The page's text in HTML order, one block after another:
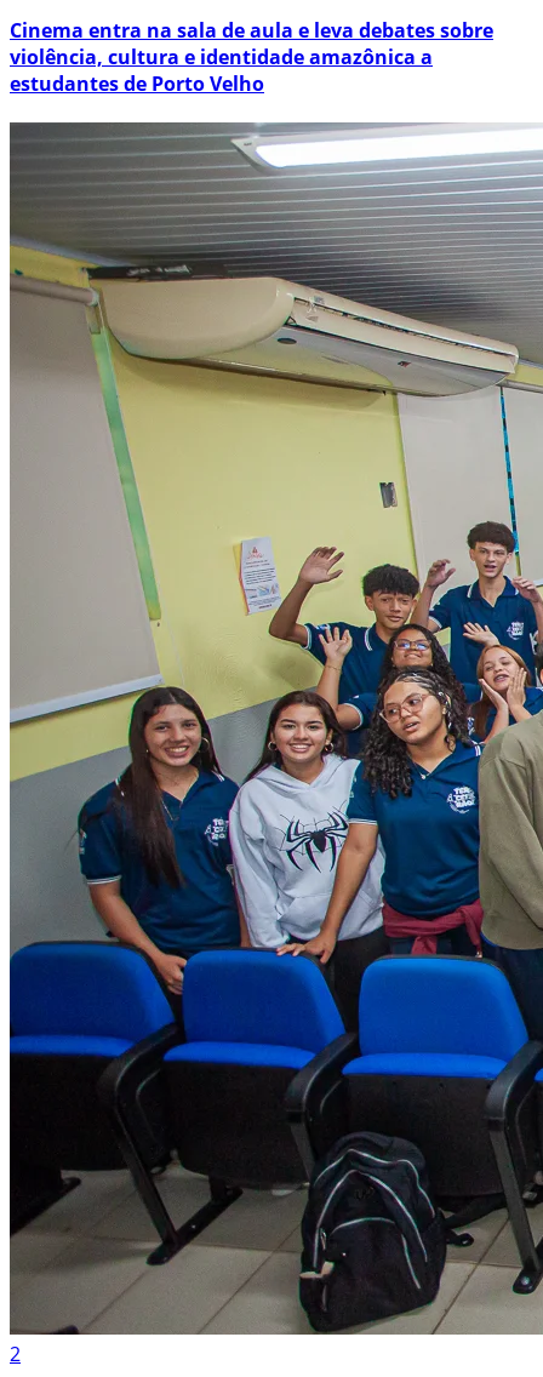
Cinema entra na sala de aula e leva debates sobre
violência, cultura e identidade amazônica a
estudantes de Porto Velho
2